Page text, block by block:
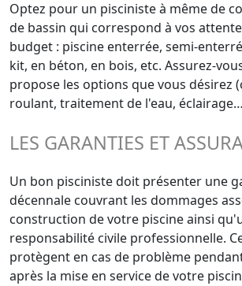
Optez pour un pisciniste à même de
de bassin qui correspond à vos
budget : piscine enterrée, semi-
kit, en béton, en bois, etc. Assurez-
propose les options que vous désirez
roulant, traitement de l'eau,
LES GARANTIES ET
Un bon pisciniste doit présenter une
décennale couvrant les dommages
construction de votre piscine ainsi
responsabilité civile professionnelle.
protègent en cas de problème
après la mise en service de votre